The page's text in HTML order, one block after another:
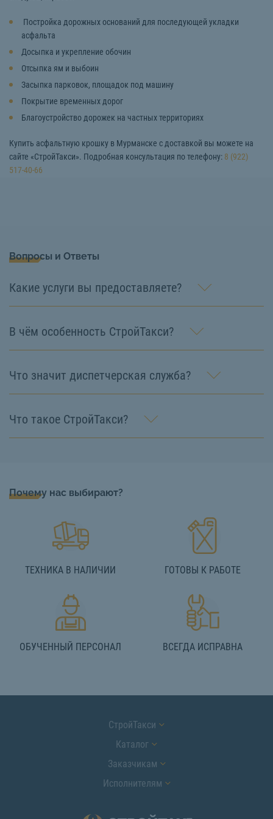
Постройка дорожных оснований для последующей укладки
асфальта
Досыпка и укрепление обочин
Отсыпка ям и выбоин
Засыпка парковок, площадок под машину
Покрытие временных дорог
Благоустройство дорожек на частных территориях
Купить асфальтную крошку в Мурманске с доставкой вы можете на
сайте «СтройТакси». Подробная консультация по телефону: 8 (922)
517-40-66
Вопросы и Ответы
Какие услуги вы предоставляете?
В чём особенность СтройТакси?
Что значит диспетчерская служба?
Что такое СтройТакси?
Почему нас выбирают?
ТЕХНИКА В НАЛИЧИИ ГОТОВЫ К РАБОТЕ
ОБУЧЕННЫЙ ПЕРСОНАЛ ВСЕГДА ИСПРАВНА
СтройТакси
Каталог
Заказчикам
Исполнителям